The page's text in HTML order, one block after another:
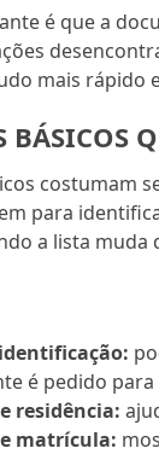
é que a
mais rápido
BÁSICOS
costumam
para
a lista
é pedido
residência:
matrícula: